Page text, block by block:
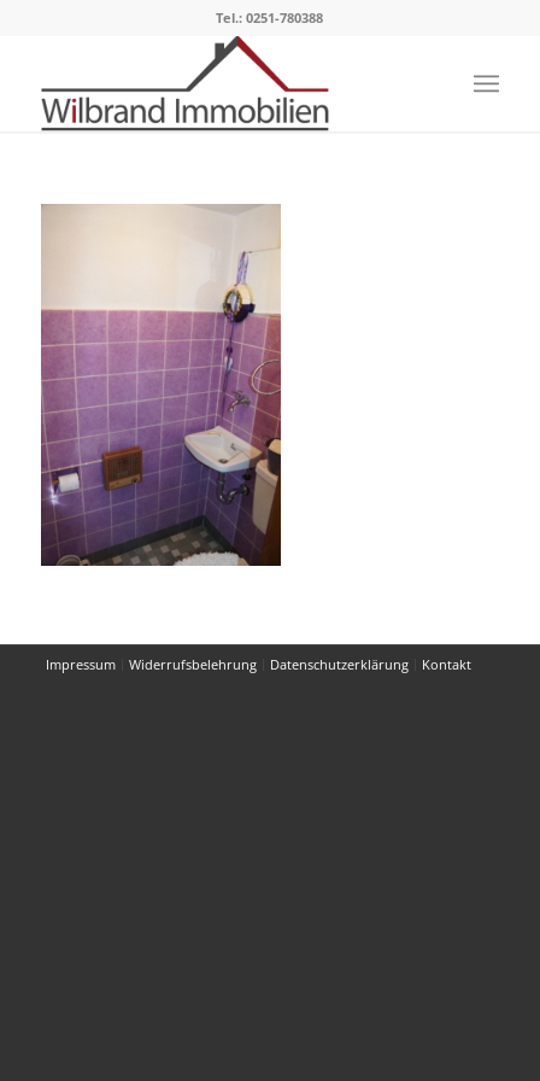
Tel.: 0251-780388
Impressum Widerrufsbelehrung Datenschutzerklärung Kontakt